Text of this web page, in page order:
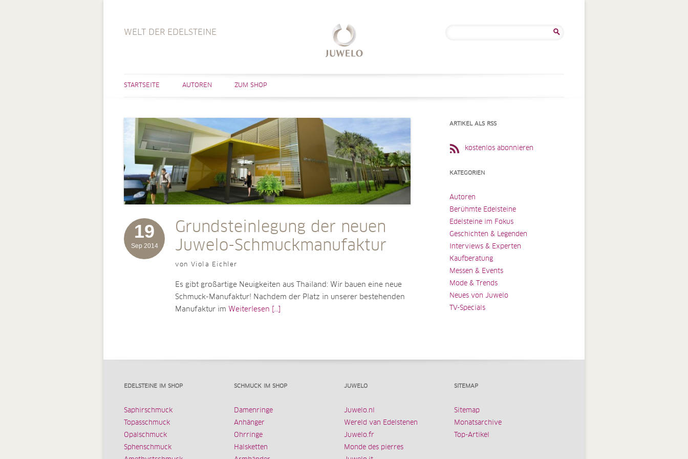
WELT DER EDELSTEINE
STARTSEITE AUTOREN ZUM SHOP
19
Sep 2014
Grundsteinlegung der neuen
Juwelo-Schmuckmanufaktur
von Viola Eichler
Es gibt großartige Neuigkeiten aus Thailand: Wir bauen eine neue
Schmuck-Manufaktur! Nachdem der Platz in unserer bestehenden
Manufaktur im Weiterlesen [...]
ARTIKEL ALS RSS
kostenlos abonnieren
KATEGORIEN
Autoren
Berühmte Edelsteine
Edelsteine im Fokus
Geschichten & Legenden
Interviews & Experten
Kaufberatung
Messen & Events
Mode & Trends
Neues von Juwelo
TV-Specials
EDELSTEINE IM SHOP
Saphirschmuck
Topasschmuck
Opalschmuck
Sphenschmuck
SCHMUCK IM SHOP
Damenringe
Anhänger
Ohrringe
Halsketten
JUWELO
Juwelo.nl
Wereld van Edelstenen
Juwelo.fr
Monde des pierres
SITEMAP
Sitemap
Monatsarchive
Top-Artikel